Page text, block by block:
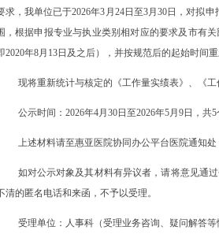
求，我单位已于2026年3月24日至3月30日，对拟
，根据申报专业与执业类别相对应的要求及市有
2020年8月13日及之后），并按规范后的起始时间重
现将重新统计与核定的《工作量实绩表》、《工
公示时间： 2026年4月30日至2026年5月9日，共5
上述材料请至惠亚医院协同办公平台医院通知处
如对公示对象及其材料有异议者，请将意见通
清的匿名电话和来函，不予以受理。
受理单位：人事科（受理业务咨询、疑问解答